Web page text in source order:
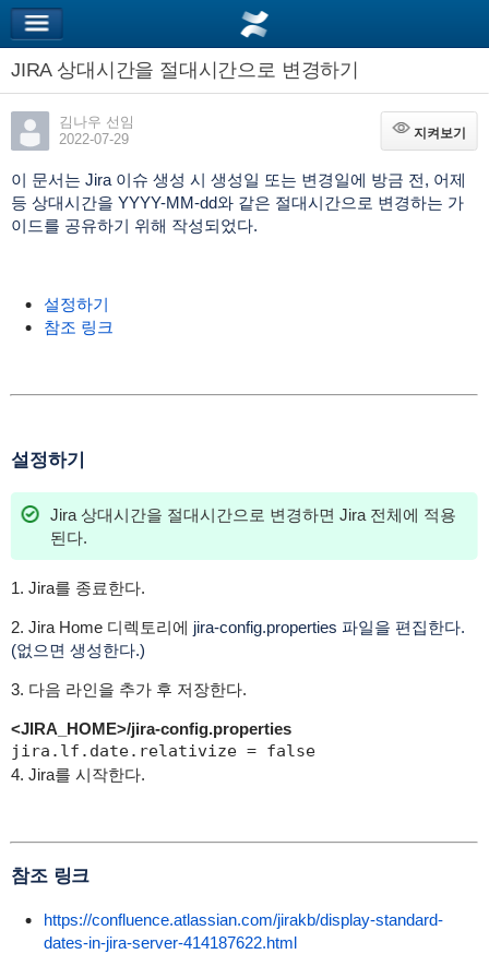
JIRA 상대시간을 절대시간으로 변경하기
김나우 선임
2022-07-29
지켜보기
지켜보기
이 문서는 Jira 이슈 생성 시 생성일 또는 변경일에 방금 전, 어제
등 상대시간을 YYYY-MM-dd와 같은 절대시간으로 변경하는 가
이드를 공유하기 위해 작성되었다.
설정하기
참조 링크
설정하기
Jira 상대시간을 절대시간으로 변경하면 Jira 전체에 적용
된다.
1. Jira를 종료한다.
2. Jira Home 디렉토리에 jira-config.properties 파일을 편집한다.
(없으면 생성한다.)
3. 다음 라인을 추가 후 저장한다.
<JIRA_HOME>/jira-config.properties
jira.lf.date.relativize = false
4. Jira를 시작한다.
참조 링크
https://confluence.atlassian.com/jirakb/display-standard-
dates-in-jira-server-414187622.html